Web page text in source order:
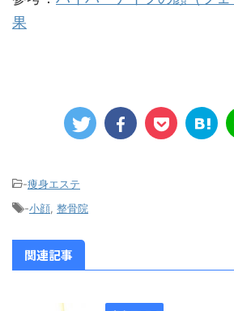
果
-痩身エステ
-小顔 整骨院
関連記事